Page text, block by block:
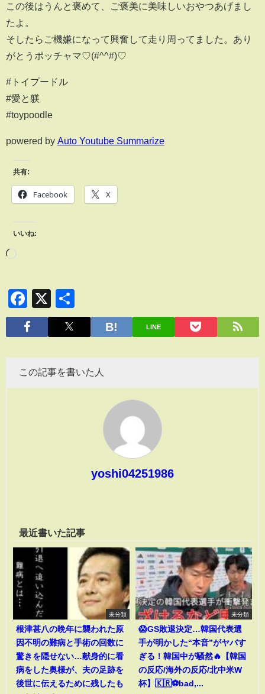
この後はうんと褒めて、ご褒美に美味しいおやつあげまし
たよ。
そしたらご機嫌になって興奮して走り周ってました。あり
がとうポッチャマ♡(#^^#)♡
#トイプードル
#愛と躾
#toypoodle
powered by Auto Youtube Summarize
共有:
Facebook X
いいね:
Facebook
X
有
LINE
この記事を書いた人
yoshi04251986
最近書いた記事
未分類
根津甚八の晩年に襲われた原
因不明の難病と手術の回数に
驚きを隠せない…献身的に看
病をした奥様が、夫の足跡を
後世に伝えるために残したも
未分類
😱GS敗退決定…韓国代表選
手が明かした“本音”がヤバす
ぎる！韓国中が騒然🔥【韓国
の反応/海外の反応/北中米W
杯】🇰🇷⚽bad,...